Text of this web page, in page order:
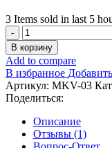
3 Items sold in last 5
Количество
товара
Мандарин
Ковано
Васе
3
года
В корзину
Add to compare
В избранное
Артикул: MKV-03
Поделиться:
Описание
Отзывы (1)